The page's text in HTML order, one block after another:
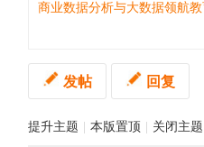
商业数据分析与大数据领航
发帖 回复
提升主题 本版置顶 关闭主题